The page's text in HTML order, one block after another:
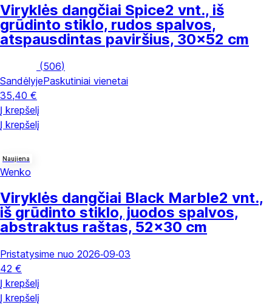
Viryklės dangčiai Spice2 vnt., iš
grūdinto stiklo, rudos spalvos,
atspausdintas paviršius, 30x52 cm
(506)
SandėlyjePaskutiniai vienetai
35,40 €
Į krepšelį
Į krepšelį
Naujiena
Wenko
Viryklės dangčiai Black Marble2 vnt.,
iš grūdinto stiklo, juodos spalvos,
abstraktus raštas, 52x30 cm
Pristatysime nuo 2026‑09‑03
42 €
Į krepšelį
Į krepšelį